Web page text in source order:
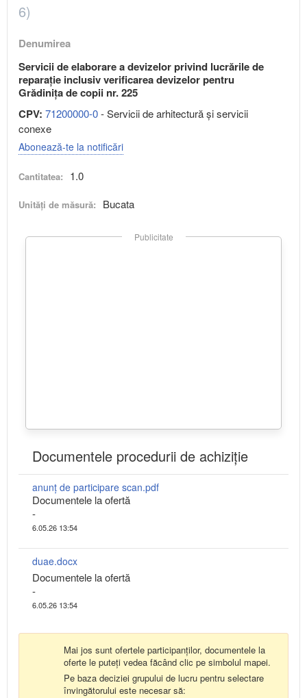
6)
Denumirea
Servicii de elaborare a devizelor privind lucrările de
reparație inclusiv verificarea devizelor pentru
Grădinița de copii nr. 225
CPV: 71200000-0- Servicii de arhitectură şi servicii
conexe
Abonează-te la notificări
Cantitatea: 1.0
Unități de măsură: Bucata
Publicitate
Documentele procedurii de achiziție
anunț de participare scan.pdf
Documentele la ofertă
-
6.05.26 13:54
duae.docx
Documentele la ofertă
-
6.05.26 13:54
Mai jos sunt ofertele participanților, documentele la
oferte le puteți vedea făcând clic pe simbolul mapei.
Pe baza deciziei grupului de lucru pentru selectare
învingătorului este necesar să: